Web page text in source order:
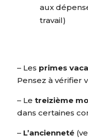
aux
travail)
– Les primes
Pensez à vérifier
– Le treizième
dans certaines
– L’ancienneté